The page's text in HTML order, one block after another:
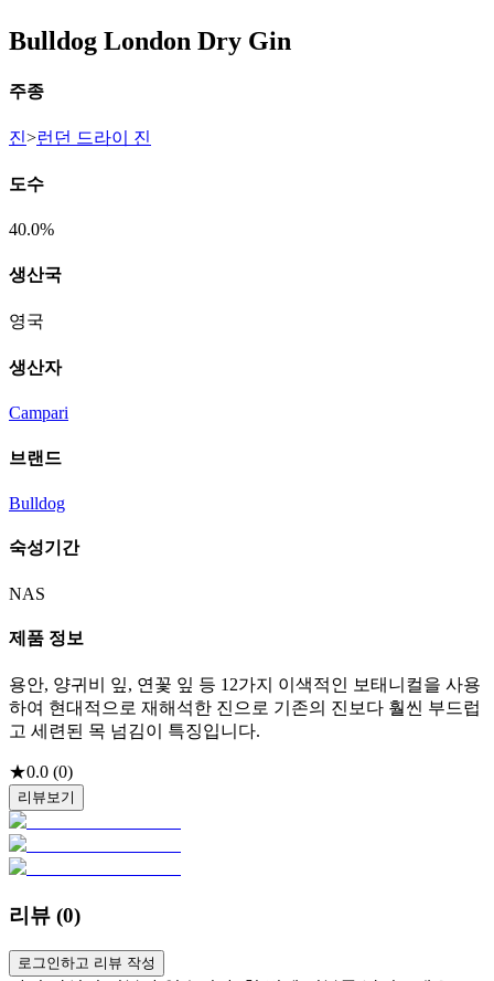
Bulldog London Dry Gin
주종
진>런던 드라이 진
도수
40.0%
생산국
영국
생산자
Campari
브랜드
Bulldog
숙성기간
NAS
제품 정보
용안, 양귀비 잎, 연꽃 잎 등 12가지 이색적인 보태니컬을 사용
하여 현대적으로 재해석한 진으로 기존의 진보다 훨씬 부드럽
고 세련된 목 넘김이 특징입니다.
★0.0 (0)
리뷰보기
리뷰 (0)
로그인하고 리뷰 작성